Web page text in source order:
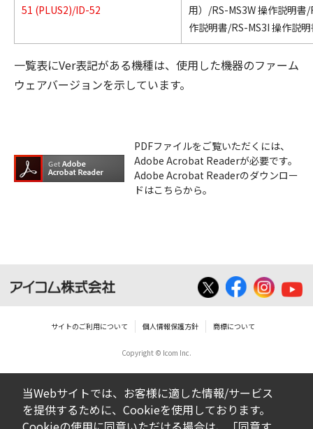
51 (PLUS2)/ID-52
用）/RS-MS3W 操作説明書/
作説明書/RS-MS3I 操作説
一覧表にVer表記がある機種は、使用した機器のファーム
ウェアバージョンを示しています。
PDFファイルをご覧いただくには、
Adobe Acrobat Readerが必要です。
Adobe Acrobat Readerのダウンロー
ドはこちらから。
サイトのご利用について 個人情報保護方針 商標について
Copyright © Icom Inc.
当Webサイトでは、お客様に適した情報/サービス
を提供するために、Cookieを使用しております。